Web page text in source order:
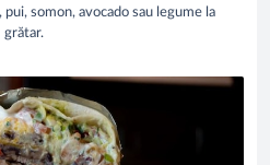
somon, avocado sau legume la
grătar.